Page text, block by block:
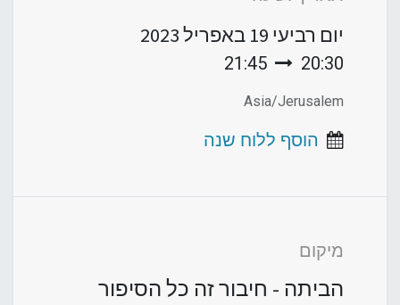
יום רביעי 19 באפריל 2023
20:30
21:45
Asia/Jerusalem
הוסף ללוח שנה
מיקום
הביתה - חיבור זה כל הסיפור